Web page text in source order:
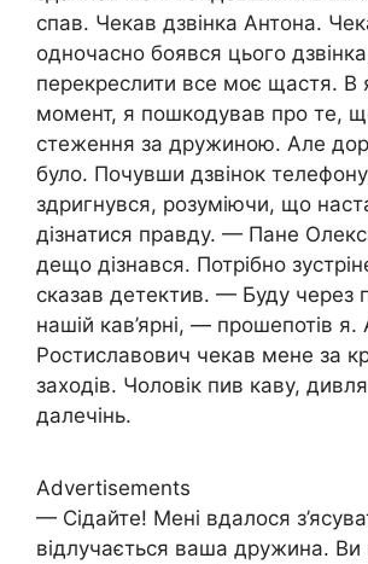
спав. Чекав дзвінка Антона.
одночасно боявся цього
перекреслити все моє щастя. В
момент, я пошкодував про те,
стеження за дружиною. Але
було. Почувши дзвінок
здригнувся, розуміючи, що
дізнатися правду. — Пане
дещо дізнався. Потрібно
сказав детектив. — Буду через
нашій кав’ярні, — прошепотів я.
Ростиславович чекав мене за
заходів. Чоловік пив каву,
далечінь.
Advertisements
— Сідайте! Мені вдалося
відлучається ваша дружина.